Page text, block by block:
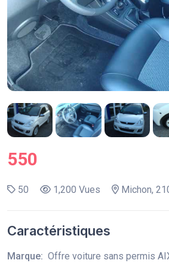
550
50 1,200 Vues Michon,
Caractéristiques
Marque: Offre voiture sans permis